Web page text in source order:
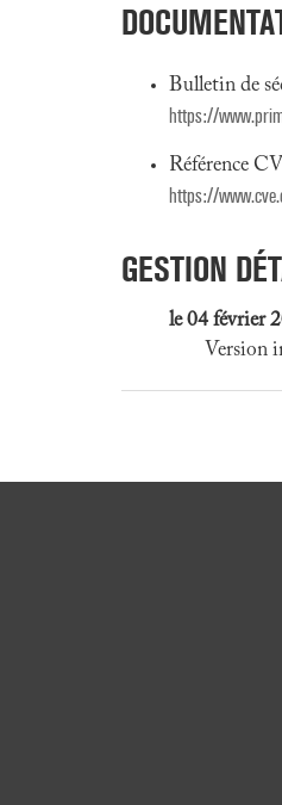
Bulletin de
https://
Référence
https://
GESTION
le 04 février
Version